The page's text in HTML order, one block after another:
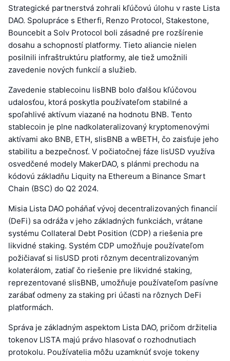
Strategické partnerstvá zohrali kľúčovú úlohu v raste Lista
DAO. Spolupráce s Etherfi, Renzo Protocol, Stakestone,
Bouncebit a Solv Protocol boli zásadné pre rozšírenie
dosahu a schopností platformy. Tieto aliancie nielen
posilnili infraštruktúru platformy, ale tiež umožnili
zavedenie nových funkcií a služieb.
Zavedenie stablecoinu lisBNB bolo ďalšou kľúčovou
udalosťou, ktorá poskytla používateľom stabilné a
spoľahlivé aktívum viazané na hodnotu BNB. Tento
stablecoin je plne nadkolateralizovaný kryptomenovými
aktívami ako BNB, ETH, slisBNB a wBETH, čo zaisťuje jeho
stabilitu a bezpečnosť. V počiatočnej fáze lisUSD využíva
osvedčené modely MakerDAO, s plánmi prechodu na
kódovú základňu Liquity na Ethereum a Binance Smart
Chain (BSC) do Q2 2024.
Misia Lista DAO poháňať vývoj decentralizovaných financií
(DeFi) sa odráža v jeho základných funkciách, vrátane
systému Collateral Debt Position (CDP) a riešenia pre
likvidné staking. Systém CDP umožňuje používateľom
požičiavať si lisUSD proti rôznym decentralizovaným
kolaterálom, zatiaľ čo riešenie pre likvidné staking,
reprezentované slisBNB, umožňuje používateľom pasívne
zarábať odmeny za staking pri účasti na rôznych DeFi
platformách.
Správa je základným aspektom Lista DAO, pričom držitelia
tokenov LISTA majú právo hlasovať o rozhodnutiach
protokolu. Používatelia môžu uzamknúť svoje tokeny